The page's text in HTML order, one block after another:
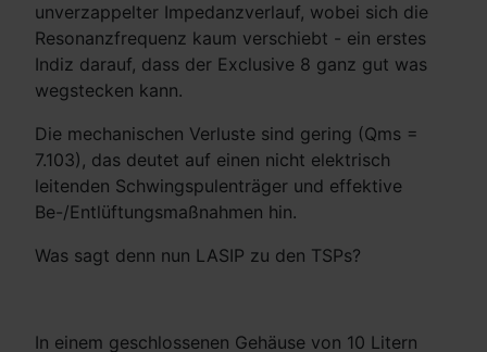
unverzappelter Impedanzverlauf, wobei sich die
Resonanzfrequenz kaum verschiebt - ein erstes
Indiz darauf, dass der Exclusive 8 ganz gut was
wegstecken kann.
Die mechanischen Verluste sind gering (Qms =
7.103), das deutet auf einen nicht elektrisch
leitenden Schwingspulenträger und effektive
Be-/Entlüftungsmaßnahmen hin.
Was sagt denn nun LASIP zu den TSPs?
In einem geschlossenen Gehäuse von 10 Litern